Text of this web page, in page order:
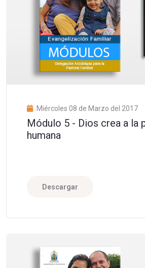
Miércoles 08 de Marzo del 2017
Módulo 5 - Dios crea a la
humana
Descargar